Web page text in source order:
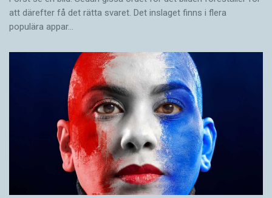
att därefter få det rätta svaret. Det inslaget finns i flera
populära appar…